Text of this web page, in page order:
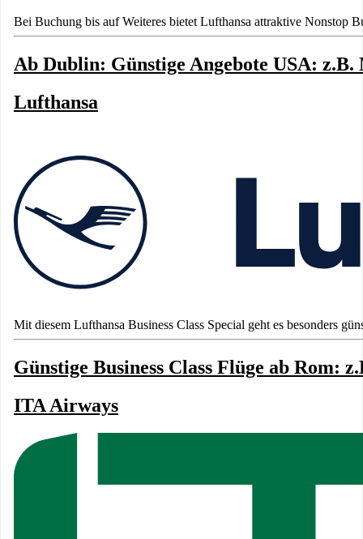
Bei Buchung bis auf Weiteres bietet Lufthansa attraktive Nonstop
Ab Dublin: Günstige Angebote USA: z.B.
Lufthansa
Mit diesem Lufthansa Business Class Special geht es besonders
Günstige Business Class Flüge ab Rom:
ITA Airways